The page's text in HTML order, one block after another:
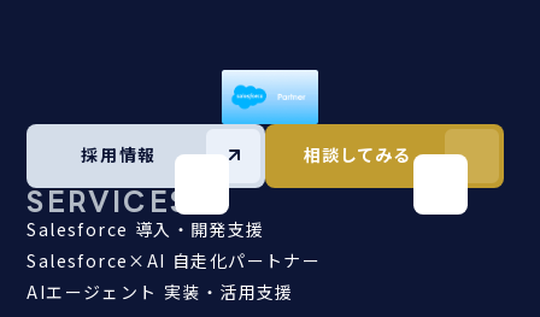
SERVICES
Salesforce 導入・開発支援
Salesforce×AI 自走化パートナー
AIエージェント 実装・活用支援
採用情報 相談してみる